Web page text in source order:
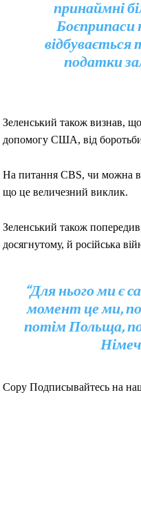
принаймні
Боєприпаси
податки
Зеленський також визнав, що
допомогу США, від
На питання CBS, чи можна
що це величезний виклик.
Зеленський також
досягнутому, й російська
“Для нього ми є
момент це ми,
потім Польща,
Copy Подписывайтесь на